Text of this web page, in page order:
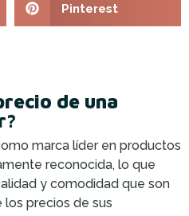
Pinterest
de una
marca líder en productos
reconocida, lo que
y comodidad que son
los precios de sus